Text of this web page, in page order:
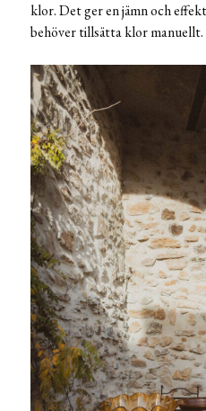
klor. Det ger en jämn och
behöver tillsätta klor manuellt.